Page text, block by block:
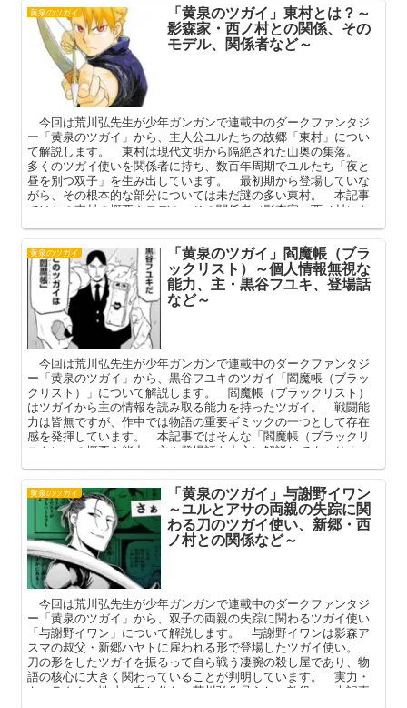
黄泉のツガイ 「黄泉のツガイ」東村とは？～
影森家・西ノ村との関係、その
モデル、関係者など～
今回は荒川弘先生が少年ガンガンで連載中のダークファンタジ
ー「黄泉のツガイ」から、主人公ユルたちの故郷「東村」につい
て解説します。 東村は現代文明から隔絶された山奥の集落。
多くのツガイ使いを関係者に持ち、数百年周期でユルたち「夜と
昼を別つ双子」を生み出しています。 最初期から登場していな
がら、その根本的な部分については未だ謎の多い東村。 本記事
ではこの東村の概要やモデル、その関係者（影森家・西ノ村）を
黄泉のツガイ 「黄泉のツガイ」閻魔帳（ブラ
ックリスト）～個人情報無視な
能力、主・黒谷フユキ、登場話
など～
今回は荒川弘先生が少年ガンガンで連載中のダークファンタジ
ー「黄泉のツガイ」から、黒谷フユキのツガイ「閻魔帳（ブラッ
クリスト）」について解説します。 閻魔帳（ブラックリスト）
はツガイから主の情報を読み取る能力を持ったツガイ。 戦闘能
力は皆無ですが、作中では物語の重要ギミックの一つとして存在
感を発揮しています。 本記事ではそんな「閻魔帳（ブラックリ
スト）」の概要や能力、主や登場話を中心に解説してまいりま
黄泉のツガイ 「黄泉のツガイ」与謝野イワン
～ユルとアサの両親の失踪に関
わる刀のツガイ使い、新郷・西
ノ村との関係など～
今回は荒川弘先生が少年ガンガンで連載中のダークファンタジ
ー「黄泉のツガイ」から、双子の両親の失踪に関わるツガイ使い
「与謝野イワン」について解説します。 与謝野イワンは影森ア
スマの叔父・新郷ハヤトに雇われる形で登場したツガイ使い。
刀の形をしたツガイを振るって自ら戦う凄腕の殺し屋であり、物
語の核心に大きく関わっていることが判明しています。 実力・
キャラクター性共に申し分ない荒川弘作品らしい敵役。 本記事